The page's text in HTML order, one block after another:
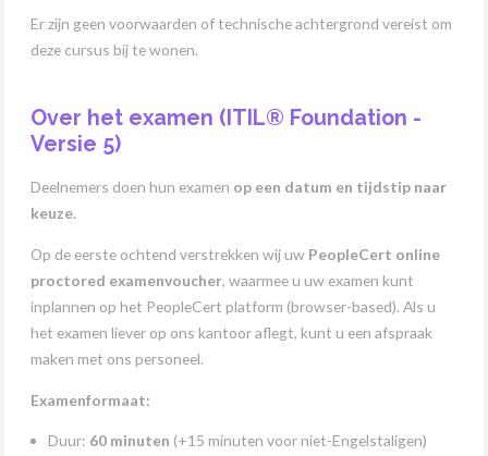
Er zijn geen voorwaarden of technische achtergrond vereist om
deze cursus bij te wonen.
Over het examen (ITIL® Foundation -
Versie 5)
Deelnemers doen hun examen op een datum en tijdstip naar
keuze.
Op de eerste ochtend verstrekken wij uw PeopleCert online
proctored examenvoucher, waarmee u uw examen kunt
inplannen op het PeopleCert platform (browser-based). Als u
het examen liever op ons kantoor aflegt, kunt u een afspraak
maken met ons personeel.
Examenformaat:
Duur: 60 minuten (+15 minuten voor niet-Engelstaligen)